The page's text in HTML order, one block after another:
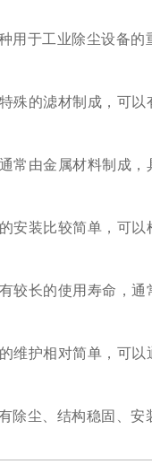
于工业除尘设备的
的滤材制成，可以
由金属材料制成，
装比较简单，可以
长的使用寿命，通
护相对简单，可以
尘、结构稳固、安